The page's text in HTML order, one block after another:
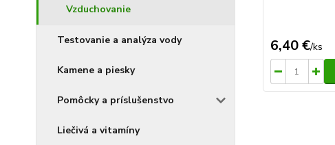
Vzduchovanie
Testovanie a analýza vody
Kamene a piesky
Pomôcky a príslušenstvo
Liečivá a vitamíny
6,40 €/ks